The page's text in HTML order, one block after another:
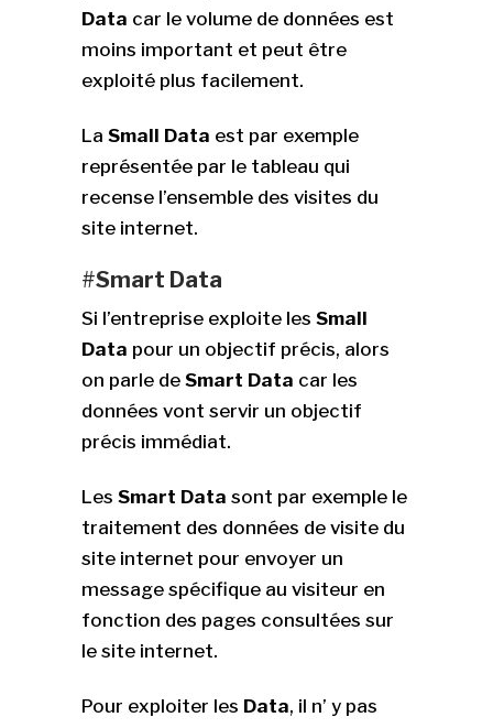
Data car le volume de données est
moins important et peut être
exploité plus facilement.
La Small Data est par exemple
représentée par le tableau qui
recense l’ensemble des visites du
site internet.
#Smart Data
Si l’entreprise exploite les Small
Data pour un objectif précis, alors
on parle de Smart Data car les
données vont servir un objectif
précis immédiat.
Les Smart Data sont par exemple le
traitement des données de visite du
site internet pour envoyer un
message spécifique au visiteur en
fonction des pages consultées sur
le site internet.
Pour exploiter les Data, il n’ y pas